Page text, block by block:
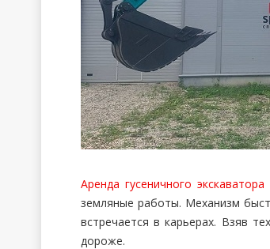
Аренда гусеничного экскаватора
земляные работы. Механизм
встречается в карьерах. Взяв
дороже.